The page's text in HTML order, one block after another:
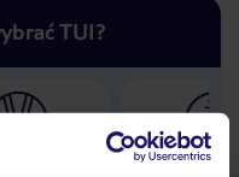
TUI?
30 lat w